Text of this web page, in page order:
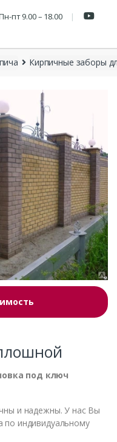
пт 9.00 – 18.00
Кирпичные заборы
под ключ
и надежны. У нас Вы
по индивидуальному